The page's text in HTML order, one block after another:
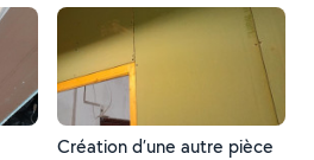
Création d’une autre pièce